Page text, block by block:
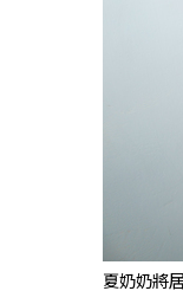
夏奶奶將